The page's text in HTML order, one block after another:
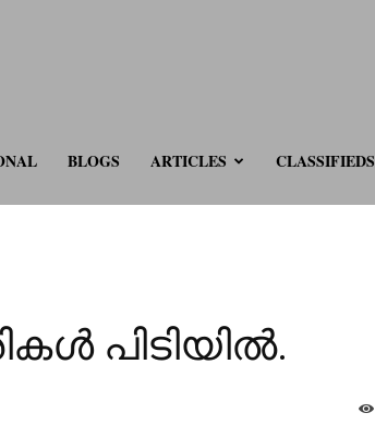
BLOGS ARTICLES CLASSIFIEDS
പിടിയിൽ.